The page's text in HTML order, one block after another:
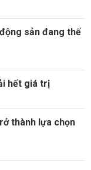
sản đang thế
hết giá trị
thành lựa chọn